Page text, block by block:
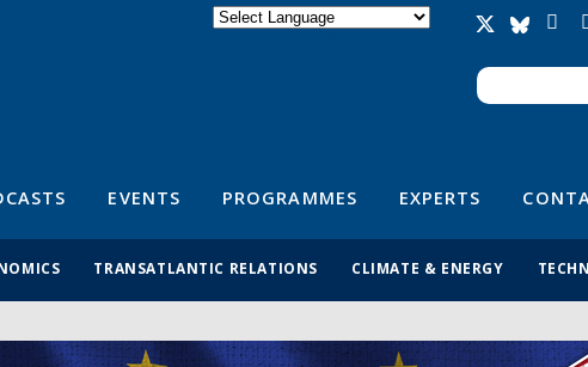
Search
Search
EVENTS PROGRAMMES EXPERTS
TRANSATLANTIC RELATIONS CLIMATE & ENERGY